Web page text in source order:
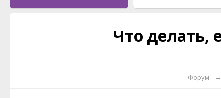
Что делать,
Форум